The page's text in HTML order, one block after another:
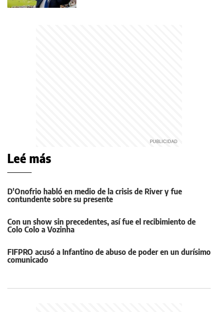
Leé más
D'Onofrio habló en medio de la crisis de River y fue
contundente sobre su presente
Con un show sin precedentes, así fue el recibimiento de
Colo Colo a Vozinha
FIFPRO acusó a Infantino de abuso de poder en un durísimo
comunicado